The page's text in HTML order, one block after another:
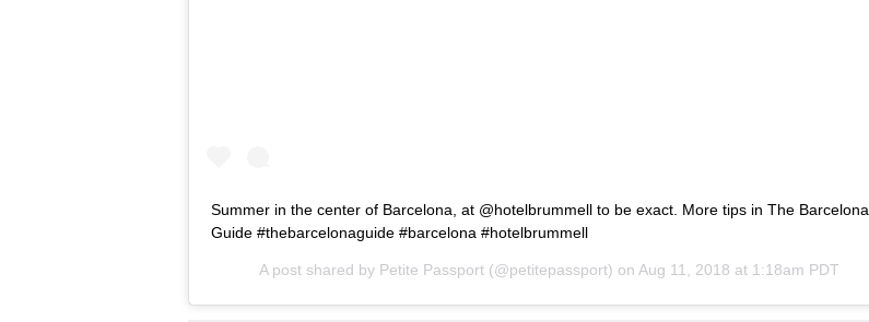
Summer in the center of Barcelona, at @hotelbrummell to be exact. More tips in The Barcelona
Guide #thebarcelonaguide #barcelona #hotelbrummell
A post shared by Petite Passport(@petitepassport) on Aug 11, 2018 at 1:18am PDT